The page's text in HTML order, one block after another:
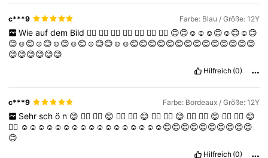
c***9 Farbe: Blau / Größe: 12Y
Wie auf dem Bild 👍🏻 👍🏻 👍🏻 👍🏻 👍🏻 👍🏻 👍🏻 😊😊☺️☺️☺️😊☺️😊☺️😊
😊☺️😊☺️😊☺️😊☺️😊☺️😊😊☺️☺️😊😊😊😊😊😊😊😊😊😊😊😊😊😊
😊😊😊😊😊😊
Hilfreich (0)
c***9 Farbe: Bordeaux / Größe: 12Y
Sehr sch ö n 😊 👍🏻 ❤️‍🔥 😊 👍🏻 ❤️‍🔥 😊 👍🏻 ❤️‍🔥 😊 👍🏻 ❤️‍🔥 😊 👍🏻 ❤️‍🔥 😊
👍🏻 ☺️☺️☺️☺️☺️☺️☺️☺️☺️☺️☺️☺️☺️☺️☺️☺️☺️😊😊😊😊😊😊😊😊😊😊
😊
Hilfreich (0)